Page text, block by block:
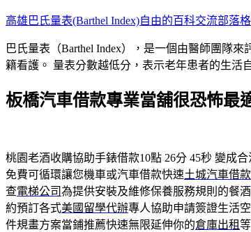
跳
主
要
容
高雄巴氏量表(Barthel Index)自由的百科交流部落格
巴氏量表（Barthel Index），是一個由醫師團隊
籍看護。 量表分數越低分，表示老年患者的生活
板橋汽車借款專業當舖很恐怖最
桃園老酒收購協助手錶借款10點 26分 45秒 變成合
免費可循環讓您機車或汽車借款快速土城汽車借款
查電梯公司為提供安裝及維修保養服務規則的餐
約預訂各式美國留學代辦專人協助申請簽證生活
件規畫方案當鋪推薦快速無限延伸你的倉庫出租